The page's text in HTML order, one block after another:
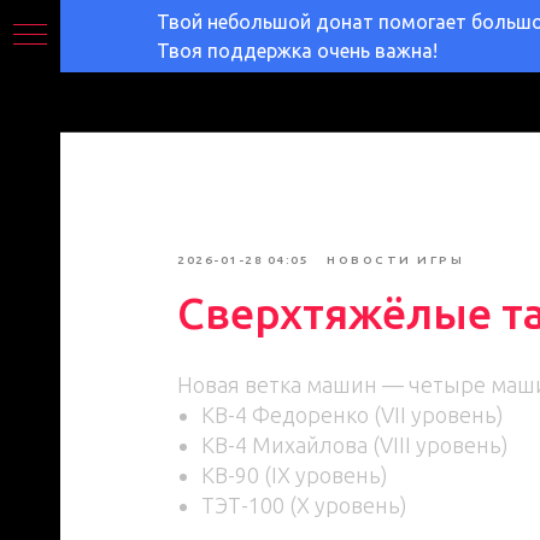
Твой небольшой донат помогает
Твоя поддержка очень важна!
2026-01-28 04:05 НОВОСТИ ИГРЫ
Сверхтяжёлые
Новая ветка машин — четыре
КВ-4 Федоренко (VII уровень)
КВ-4 Михайлова (VIII уровень)
КВ-90 (IX уровень)
ТЭТ-100 (X уровень)